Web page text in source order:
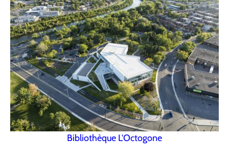
Bibliothèque L'Octogone